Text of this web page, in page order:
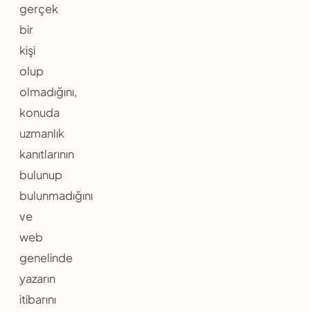
gerçek
bir
kişi
olup
olmadığını,
konuda
uzmanlık
kanıtlarının
bulunup
bulunmadığını
ve
web
genelinde
yazarın
itibarını